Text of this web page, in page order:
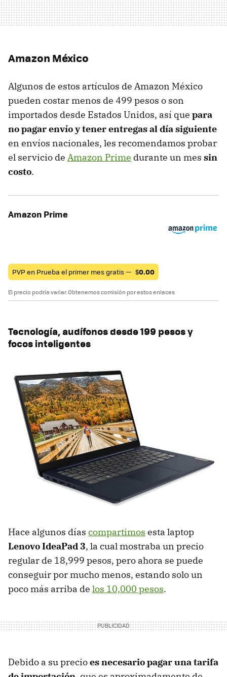
Amazon México
Algunos de estos artículos de Amazon México
pueden costar menos de 499 pesos o son
importados desde Estados Unidos, así que para
no pagar envío y tener entregas al día siguiente
en envíos nacionales, les recomendamos probar
el servicio de Amazon Prime durante un mes sin
costo.
Amazon Prime
PVP en Prueba el primer mes gratis — $0.00
El precio podría variar. Obtenemos comisión por estos enlaces
Tecnología, audífonos desde 199 pesos y
focos inteligentes
Hace algunos días compartimos esta laptop
Lenovo IdeaPad 3, la cual mostraba un precio
regular de 18,999 pesos, pero ahora se puede
conseguir por mucho menos, estando solo un
poco más arriba de los 10,000 pesos.
Debido a su precioes necesario pagar una tarifa